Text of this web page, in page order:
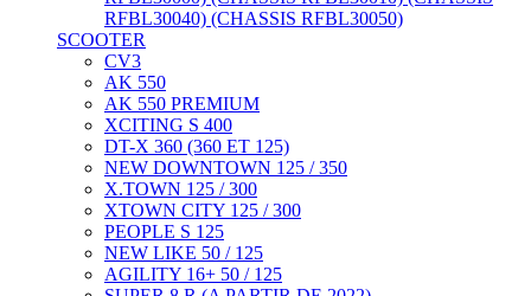
RFBL30040) (CHASSIS RFBL30050)
SCOOTER
CV3
AK 550
AK 550 PREMIUM
XCITING S 400
DT-X 360 (360 ET 125)
NEW DOWNTOWN 125 / 350
X.TOWN 125 / 300
XTOWN CITY 125 / 300
PEOPLE S 125
NEW LIKE 50 / 125
AGILITY 16+ 50 / 125